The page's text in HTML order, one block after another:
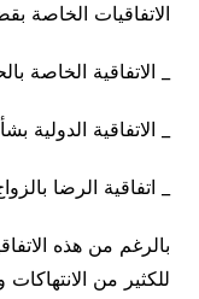
الاتفاقيات الخاصة
_ الاتفاقية الخاصة
_ الاتفاقية الدولية
_ اتفاقية الرضا
بالرغم من هذه
للكثير من